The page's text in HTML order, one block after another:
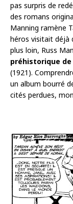
pas surpris de
des romans
Manning ramène
héros visitait déjà
plus loin, Russ
préhistorique de
(1921).
un album bourré
cités perdues,